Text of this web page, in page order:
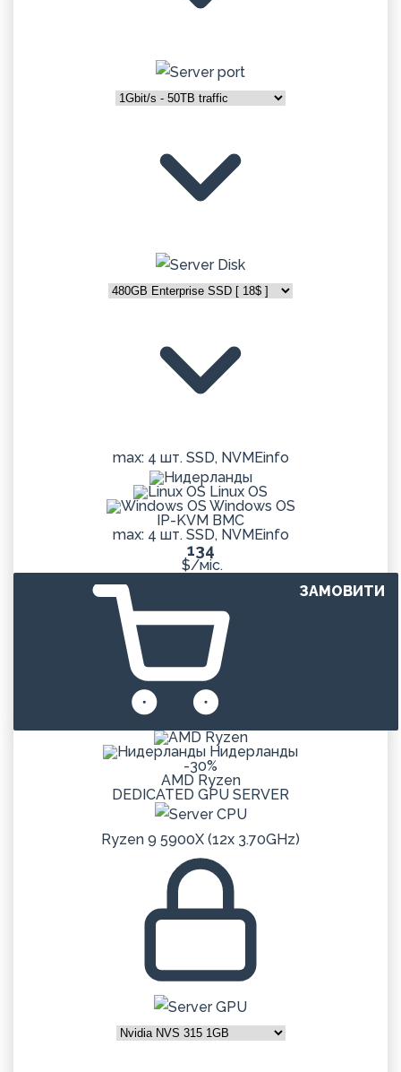
max: 4 шт. SSD, NVMEinfo
Linux OS
Windows OS
IP-KVM BMC
max: 4 шт. SSD, NVMEinfo
134
$/міс.
ЗАМОВИТИ
Нидерланды
-30%
AMD Ryzen
DEDICATED GPU SERVER
Ryzen 9 5900X (12x 3.70GHz)